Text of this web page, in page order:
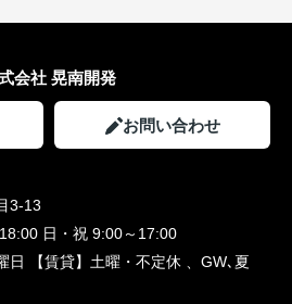
会社 晃南開発
お問い合わせ
3-13
日・祝 9:00～17:00
日 【賃貸】土曜・不定休 、GW､夏